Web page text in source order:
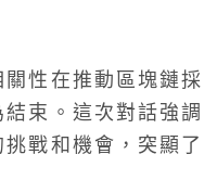
性在推動區塊鏈採
束。這次對話強調
戰和機會，突顯了